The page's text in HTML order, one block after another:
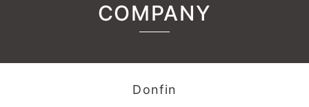
COMPANY
Donfin